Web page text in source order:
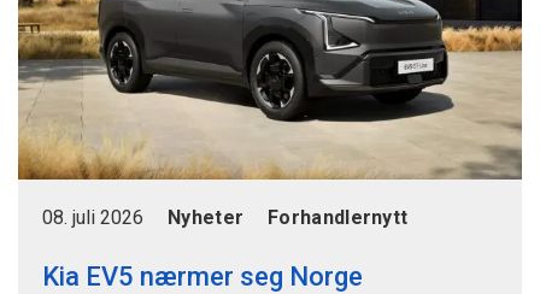
08. juli 2026 Nyheter Forhandlernytt
Kia EV5 nærmer seg Norge